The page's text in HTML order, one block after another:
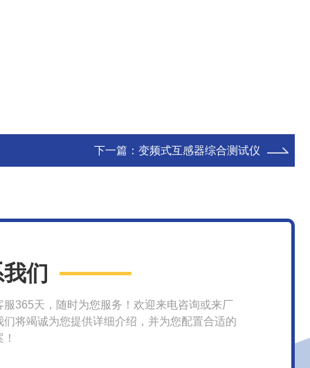
下一篇： 变频式互感器综合测试仪
们
服365天，随时为您服务！欢迎来电咨询或来厂
们将竭诚为您提供详细介绍，并为您配置合适的